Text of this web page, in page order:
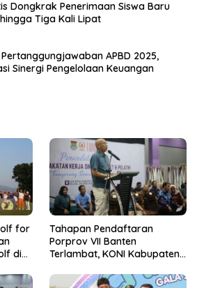
Dongkrak Penerimaan Siswa Baru
Tiga Kali Lipat
APBD 2025,
Sinergi Pengelolaan Keuangan
for
di
Tahapan Pendaftaran
Porprov VII Banten
Terlambat, KONI Kabupaten
Kesiapan Panitia